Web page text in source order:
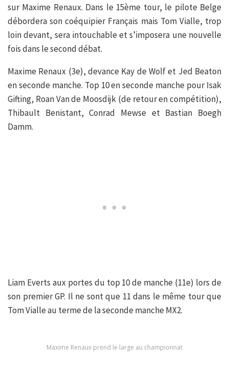
sur Maxime Renaux. Dans le 15ème tour, le pilote Belge
débordera son coéquipier Français mais Tom Vialle, trop
loin devant, sera intouchable et s’imposera une nouvelle
fois dans le second débat.
Maxime Renaux (3e), devance Kay de Wolf et Jed Beaton
en seconde manche. Top 10 en seconde manche pour Isak
Gifting, Roan Van de Moosdijk (de retour en compétition),
Thibault Benistant, Conrad Mewse et Bastian Boegh
Damm.
Liam Everts aux portes du top 10 de manche (11e) lors de
son premier GP. Il ne sont que 11 dans le même tour que
Tom Vialle au terme de la seconde manche MX2.
Maxime Renaux prend le large au championnat